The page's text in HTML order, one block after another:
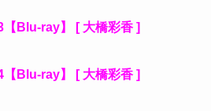
【Blu-ray】 [ 大橋彩香 ]
【Blu-ray】 [ 大橋彩香 ]